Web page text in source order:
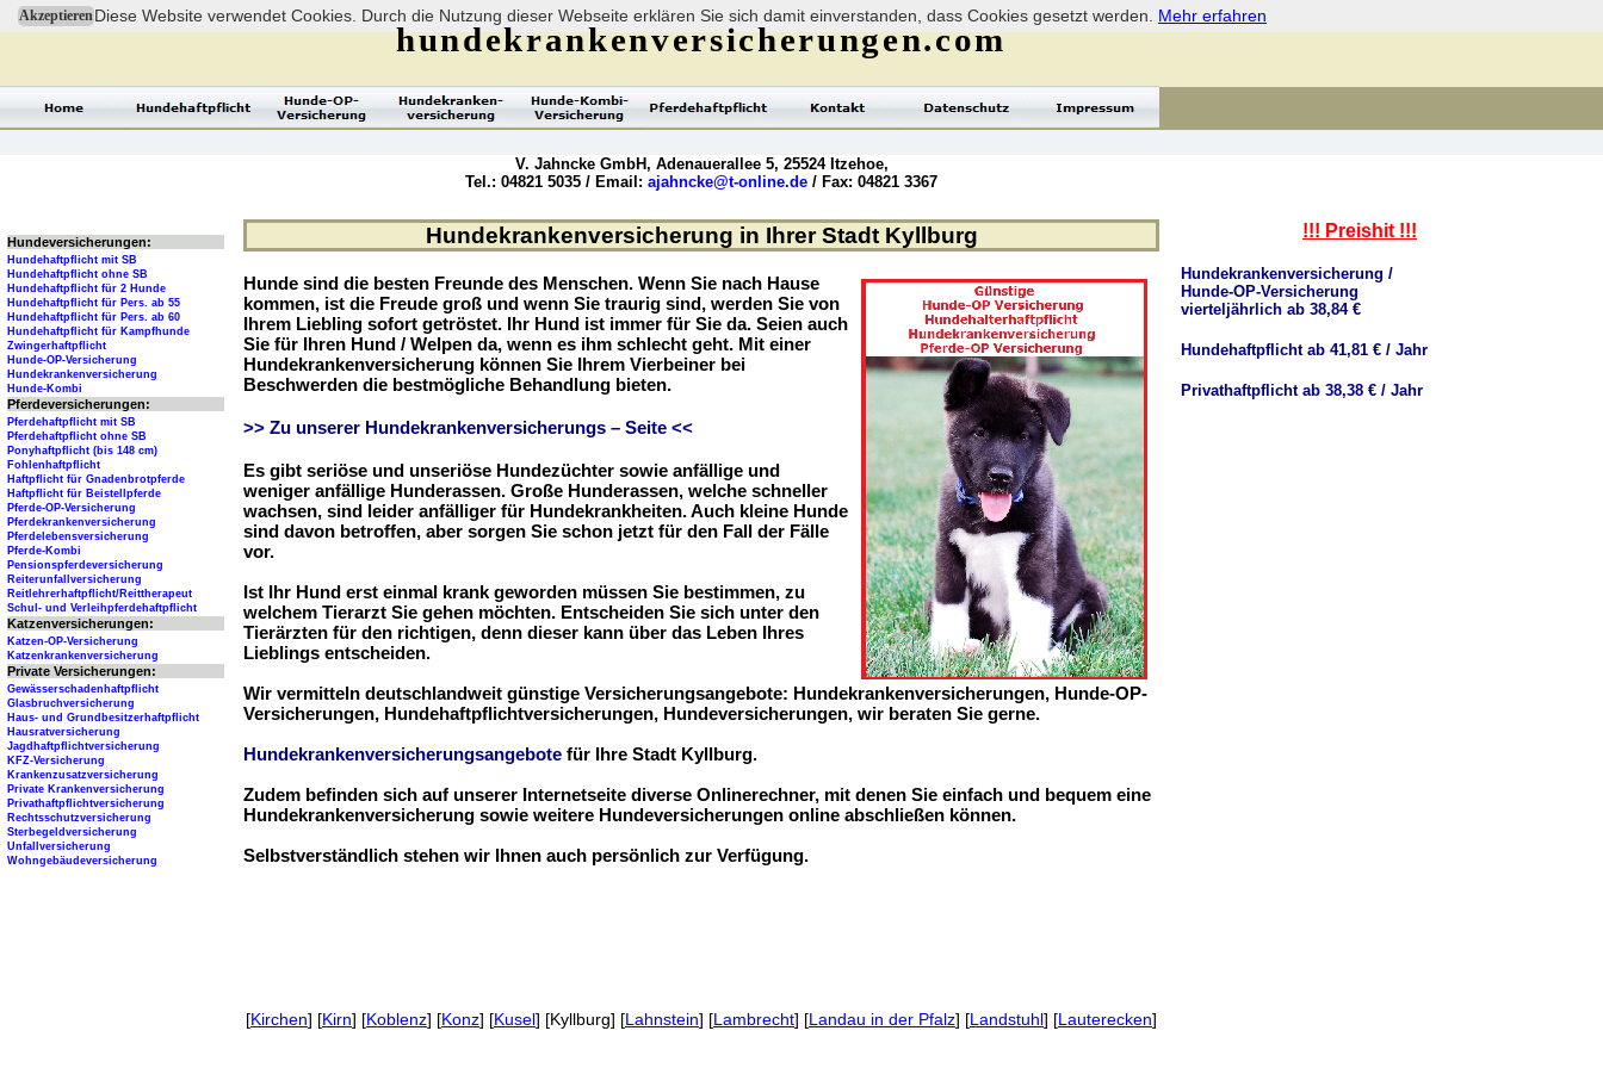
AkzeptierenDiese Website verwendet Cookies. Durch die Nutzung dieser Webseite erklären Sie sich damit einverstanden, dass Cookies gesetzt werden. Mehr erfahren
Hundekrankenversicherung in Ihrer Stadt Kyllburg
Hunde sind die besten Freunde des Menschen. Wenn Sie nach Hause
kommen, ist die Freude groß und wenn Sie traurig sind, werden Sie von
Ihrem Liebling sofort getröstet. Ihr Hund ist immer für Sie da. Seien auch
Sie für Ihren Hund / Welpen da, wenn es ihm schlecht geht. Mit einer
Hundekrankenversicherung können Sie Ihrem Vierbeiner bei
Beschwerden die bestmögliche Behandlung bieten.
>> Zu unserer Hundekrankenversicherungs – Seite <<
Es gibt seriöse und unseriöse Hundezüchter sowie anfällige und
weniger anfällige Hunderassen. Große Hunderassen, welche schneller
wachsen, sind leider anfälliger für Hundekrankheiten. Auch kleine Hunde
sind davon betroffen, aber sorgen Sie schon jetzt für den Fall der Fälle
vor.
Ist Ihr Hund erst einmal krank geworden müssen Sie bestimmen, zu
welchem Tierarzt Sie gehen möchten. Entscheiden Sie sich unter den
Tierärzten für den richtigen, denn dieser kann über das Leben Ihres
Lieblings entscheiden.
Wir vermitteln deutschlandweit günstige Versicherungsangebote: Hundekrankenversicherungen, Hunde-OP-
Versicherungen, Hundehaftpflichtversicherungen, Hundeversicherungen, wir beraten Sie gerne.
Hundekrankenversicherungsangebote für Ihre Stadt Kyllburg.
Zudem befinden sich auf unserer Internetseite diverse Onlinerechner, mit denen Sie einfach und bequem eine
Hundekrankenversicherung sowie weitere Hundeversicherungen online abschließen können.
Selbstverständlich stehen wir Ihnen auch persönlich zur Verfügung.
Hundeversicherungen:
Hundehaftpflicht mit SB
Hundehaftpflicht ohne SB
Hundehaftpflicht für 2 Hunde
Hundehaftpflicht für Pers. ab 55
Hundehaftpflicht für Pers. ab 60
Hundehaftpflicht für Kampfhunde
Zwingerhaftpflicht
Hunde-OP-Versicherung
Hundekrankenversicherung
Hunde-Kombi
Pferdeversicherungen:
Pferdehaftpflicht mit SB
Pferdehaftpflicht ohne SB
Ponyhaftpflicht (bis 148 cm)
Fohlenhaftpflicht
Haftpflicht für Gnadenbrotpferde
Haftpflicht für Beistellpferde
Pferde-OP-Versicherung
Pferdekrankenversicherung
Pferdelebensversicherung
Pferde-Kombi
Pensionspferdeversicherung
Reiterunfallversicherung
Reitlehrerhaftpflicht/Reittherapeut
Schul- und Verleihpferdehaftpflicht
Katzenversicherungen:
Katzen-OP-Versicherung
Katzenkrankenversicherung
Private Versicherungen:
Gewässerschadenhaftpflicht
Glasbruchversicherung
Haus- und Grundbesitzerhaftpflicht
Hausratversicherung
Jagdhaftpflichtversicherung
KFZ-Versicherung
Krankenzusatzversicherung
Private Krankenversicherung
Privathaftpflichtversicherung
Rechtsschutzversicherung
Sterbegeldversicherung
Unfallversicherung
Wohngebäudeversicherung
hundekrankenversicherungen.com
V. Jahncke GmbH, Adenauerallee 5, 25524 Itzehoe,
Tel.: 04821 5035 / Email: ajahncke@t-online.de / Fax: 04821 3367
!!! Preishit !!!
Hundekrankenversicherung /
Hunde-OP-Versicherung
vierteljährlich ab 38,84 €
Hundehaftpflicht ab 41,81 € / Jahr
Privathaftpflicht ab 38,38 € / Jahr
[Kirchen] [Kirn] [Koblenz] [Konz] [Kusel] [Kyllburg] [Lahnstein] [Lambrecht] [Landau in der Pfalz] [Landstuhl] [Lauterecken]